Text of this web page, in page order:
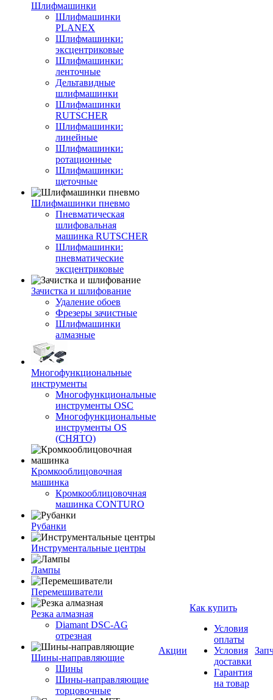
Шлифмашинки
Шлифмашинки
PLANEX
Шлифмашинки:
эксцентриковые
Шлифмашинки:
ленточные
Дельтавидные
шлифмашинки
Шлифмашинки
RUTSCHER
Шлифмашинки:
линейные
Шлифмашинки:
ротационные
Шлифмашинки:
щеточные
Шлифмашинки пневмо
Пневматическая
шлифовальная
машинка RUTSCHER
Шлифмашинки:
пневматические
эксцентриковые
Зачистка и шлифование
Удаление обоев
Фрезеры зачистные
Шлифмашинки
алмазные
Многофункциональные
инструменты
Многофункциональные
инструменты OSC
Многофункциональные
инструменты OS
(СНЯТО)
Кромкооблицовочная
машинка
Кромкооблицовочная
машинка CONTURO
Рубанки
Инструментальные центры
Лампы
Перемешиватели
Резка алмазная
Diamant DSC-AG
отрезная
Шины-направляющие
Шины
Шины-направляющие
торцовочные
Акции
Как купить
Условия
оплаты
Условия
доставки
Гарантия
на товар